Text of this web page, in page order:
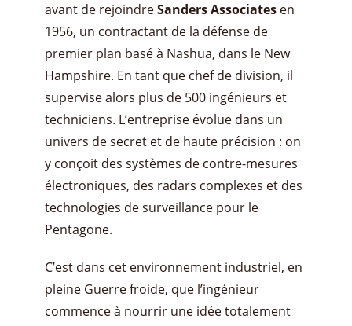
avant de rejoindreSanders Associates en
1956, un contractant de la défense de
premier plan basé à Nashua, dans le New
Hampshire. En tant que chef de division, il
supervise alors plus de 500 ingénieurs et
techniciens. L’entreprise évolue dans un
univers de secret et de haute précision : on
y conçoit des systèmes de contre-mesures
électroniques, des radars complexes et des
technologies de surveillance pour le
Pentagone.
C’est dans cet environnement industriel, en
pleine Guerre froide, que l’ingénieur
commence à nourrir une idée totalement